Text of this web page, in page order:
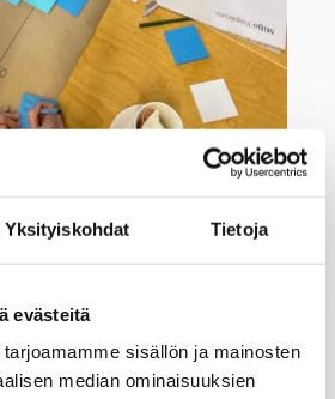
Yksityiskohdat Tietoja
evästeitä
sisällön ja mainosten
median ominaisuuksien
Skog osallistui Pohjan työpajaan.
kahvia, mehua ja hedelmiä, jotta into ja
illan.